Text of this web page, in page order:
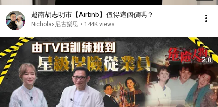
越南胡志明市【Airbnb】值得這個價嗎？
Nicholas尼古樂思 • 144K views